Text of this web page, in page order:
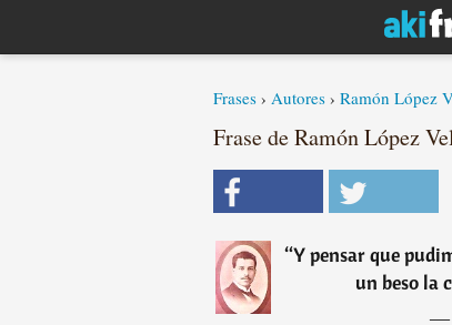
Frases › Autores › Ramón López
Frase de Ramón López
“Y pensar que
un beso la
―